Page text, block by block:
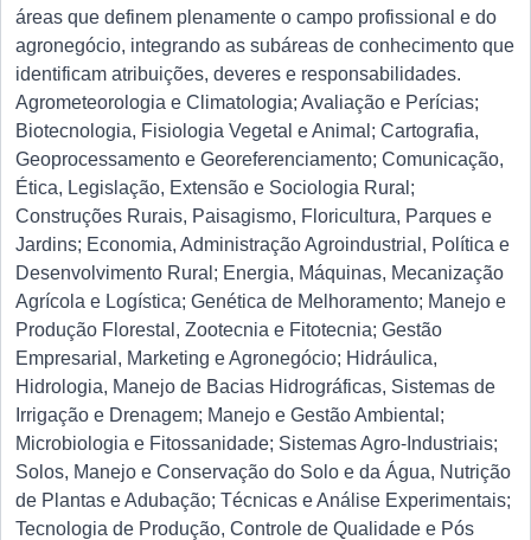
áreas que definem plenamente o campo profissional e do
agronegócio, integrando as subáreas de conhecimento que
identificam atribuições, deveres e responsabilidades.
Agrometeorologia e Climatologia; Avaliação e Perícias;
Biotecnologia, Fisiologia Vegetal e Animal; Cartografia,
Geoprocessamento e Georeferenciamento; Comunicação,
Ética, Legislação, Extensão e Sociologia Rural;
Construções Rurais, Paisagismo, Floricultura, Parques e
Jardins; Economia, Administração Agroindustrial, Política e
Desenvolvimento Rural; Energia, Máquinas, Mecanização
Agrícola e Logística; Genética de Melhoramento; Manejo e
Produção Florestal, Zootecnia e Fitotecnia; Gestão
Empresarial, Marketing e Agronegócio; Hidráulica,
Hidrologia, Manejo de Bacias Hidrográficas, Sistemas de
Irrigação e Drenagem; Manejo e Gestão Ambiental;
Microbiologia e Fitossanidade; Sistemas Agro-Industriais;
Solos, Manejo e Conservação do Solo e da Água, Nutrição
de Plantas e Adubação; Técnicas e Análise Experimentais;
Tecnologia de Produção, Controle de Qualidade e Pós